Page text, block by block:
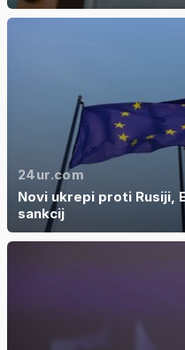
24ur.com
Novi ukrepi proti Rusiji,
sankcij